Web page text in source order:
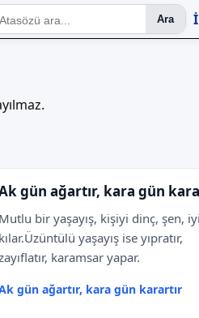
Ara
gün ağartır, kara gün
Mutlu bir yaşayış, kişiyi dinç, şen,
kılar.Üzüntülü yaşayış ise yıpratır,
karamsar yapar.
gün ağartır, kara gün karartır